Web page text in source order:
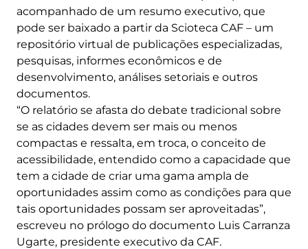
acompanhado de um resumo executivo, que
pode ser baixado a partir da Scioteca CAF – um
repositório virtual de publicações especializadas,
pesquisas, informes econômicos e de
desenvolvimento, análises setoriais e outros
documentos.
“O relatório se afasta do debate tradicional sobre
se as cidades devem ser mais ou menos
compactas e ressalta, em troca, o conceito de
acessibilidade, entendido como a capacidade que
tem a cidade de criar uma gama ampla de
oportunidades assim como as condições para que
tais oportunidades possam ser aproveitadas”,
escreveu no prólogo do documento Luis Carranza
Ugarte, presidente executivo da CAF.